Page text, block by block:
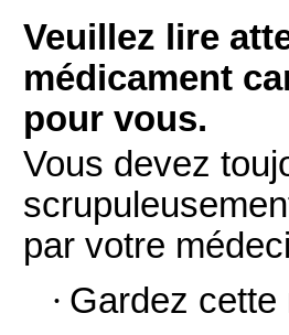
Veuillez lire
médicament
pour vous.
Vous devez
par votre
· Gardez cette